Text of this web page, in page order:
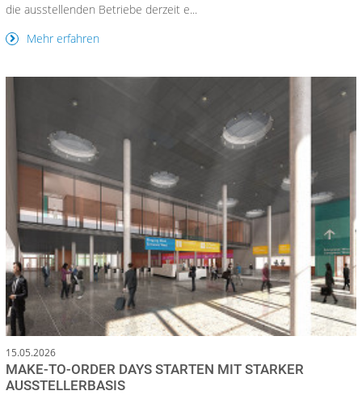
die ausstellenden Betriebe derzeit e...
Mehr erfahren
15.05.2026
MAKE-TO-ORDER DAYS STARTEN MIT STARKER
AUSSTELLERBASIS